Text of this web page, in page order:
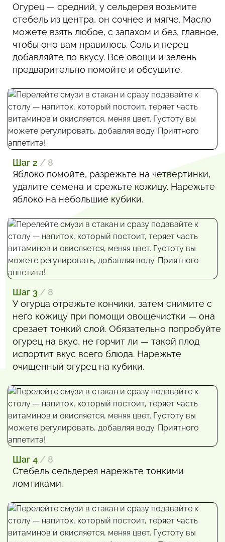
Огурец — средний, у сельдерея возьмите
стебель из центра, он сочнее и мягче. Масло
можете взять любое, с запахом и без, главное,
чтобы оно вам нравилось. Соль и перец
добавляйте по вкусу. Все овощи и зелень
предварительно помойте и обсушите.
Шаг 2 / 8
Яблоко помойте, разрежьте на четвертинки,
удалите семена и срежьте кожицу. Нарежьте
яблоко на небольшие кубики.
Шаг 3 / 8
У огурца отрежьте кончики, затем снимите с
него кожицу при помощи овощечистки — она
срезает тонкий слой. Обязательно попробуйте
огурец на вкус, не горчит ли — такой плод
испортит вкус всего блюда. Нарежьте
очищенный огурец на кубики.
Шаг 4 / 8
Стебель сельдерея нарежьте тонкими
ломтиками.